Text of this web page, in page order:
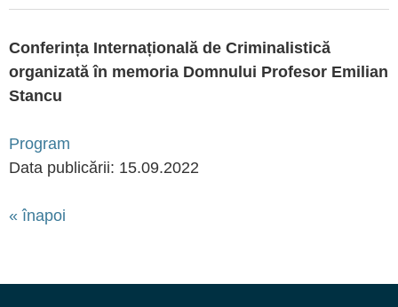
Conferința Internațională de Criminalistică
organizată în memoria Domnului Profesor Emilian
Stancu
Program
Data publicării: 15.09.2022
« înapoi